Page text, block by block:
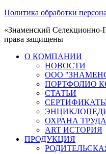
Политика обработки
«Знаменский Селекционно-
права защищены
О КОМПАНИИ
НОВОСТИ
ООО
ПОРТФОЛИО
СТАТЬИ
ОХРАНА ТРУДА
ART ИСТОРИЯ
ПРОДУКЦИЯ